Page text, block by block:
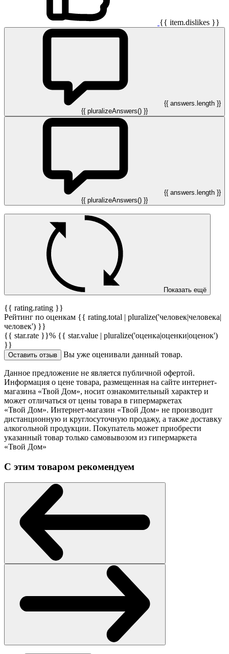
{{ item.dislikes }}
{{ answers.length }}
{{ pluralizeAnswers() }}
{{ answers.length }}
{{ pluralizeAnswers() }}
Показать ещё
{{ rating.rating }}
Рейтинг по оценкам {{ rating.total | pluralize('человек|человека|
человек') }}
{{ star.rate }}% {{ star.value | pluralize('оценка|оценки|оценок')
}}
Оставить отзыв Вы уже оценивали данный товар.
Данное предложение не является публичной офертой.
Информация о цене товара, размещенная на сайте интернет-
магазина «Твой Дом», носит ознакомительный характер и
может отличаться от цены товара в гипермаркетах
«Твой Дом». Интернет-магазин «Твой Дом» не производит
дистанционную и круглосуточную продажу, а также доставку
алкогольной продукции. Покупатель может приобрести
указанный товар только самовывозом из гипермаркета
«Твой Дом»
С этим товаром рекомендуем